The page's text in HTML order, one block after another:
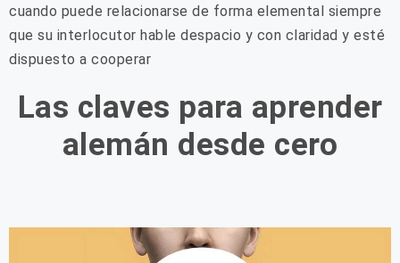
cuando puede relacionarse de forma elemental siempre
que su interlocutor hable despacio y con claridad y esté
dispuesto a cooperar
Las claves para aprender
alemán desde cero